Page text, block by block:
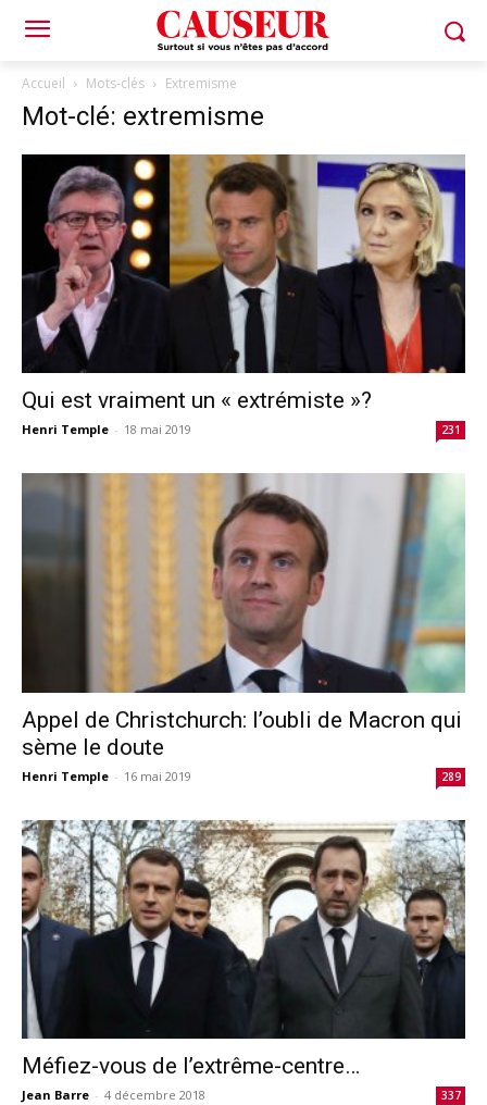
Accueil Mots-clés Extremisme
Mot-clé: extremisme
Qui est vraiment un « extrémiste »?
Henri Temple - 18 mai 2019 231
Appel de Christchurch: l’oubli de Macron qui
sème le doute
Henri Temple - 16 mai 2019 289
Méfiez-vous de l’extrême-centre…
Jean Barre - 4 décembre 2018 337